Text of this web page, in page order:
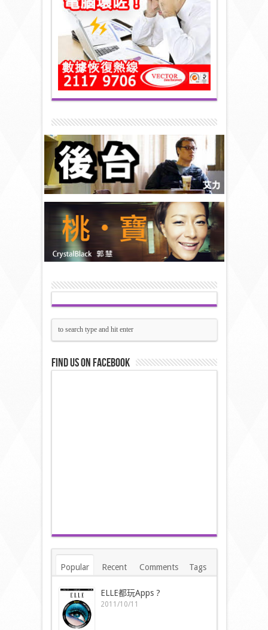
Find us on Facebook
Popular Recent Comments Tags
ELLE都玩Apps ?
2011/10/11